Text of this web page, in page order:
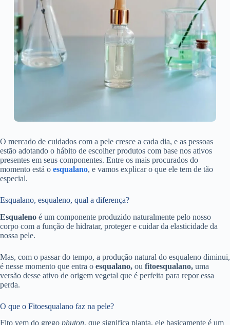
O mercado de cuidados com a pele cresce a cada dia, e as pessoas
estão adotando o hábito de escolher produtos com base nos ativos
presentes em seus componentes. Entre os mais procurados do
momento está o esqualano, e vamos explicar o que ele tem de tão
especial.
Esqualano, esqualeno, qual a diferença?
Esqualeno é um componente produzido naturalmente pelo nosso
corpo com a função de hidratar, proteger e cuidar da elasticidade da
nossa pele.
Mas, com o passar do tempo, a produção natural do esqualeno diminui,
é nesse momento que entra o esqualano, ou fitoesqualano, uma
versão desse ativo de origem vegetal que é perfeita para repor essa
perda.
O que o Fitoesqualano faz na pele?
Fito vem do grego phuton, que significa planta, ele basicamente é um